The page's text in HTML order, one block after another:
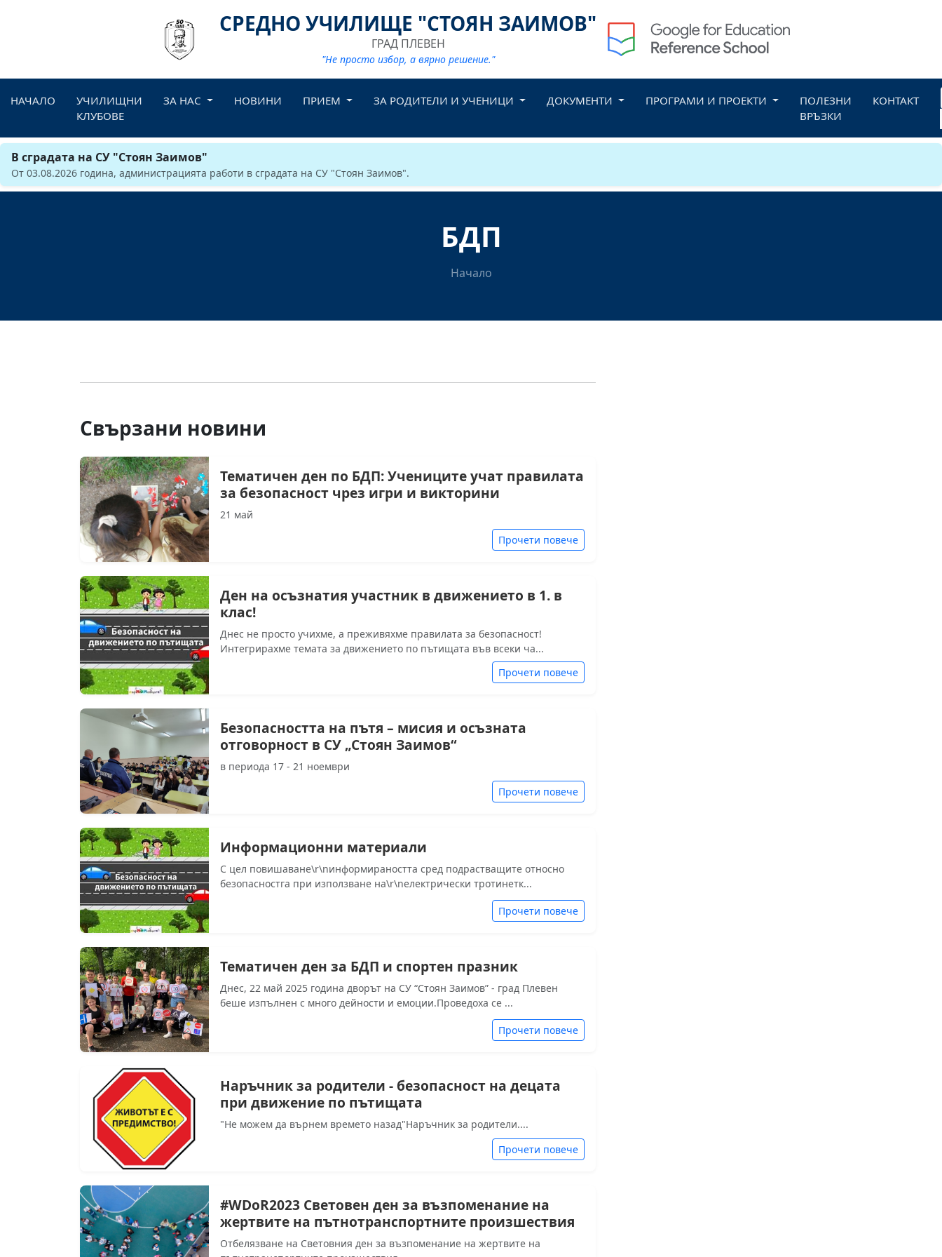
СРЕДНО УЧИЛИЩЕ "СТОЯН ЗАИМОВ"
ГРАД ПЛЕВЕН
"Не просто избор, а вярно решение."
НАЧАЛО
УЧИЛИЩНИ
КЛУБОВЕ
ЗА НАС НОВИНИ ПРИЕМ ЗА РОДИТЕЛИ И УЧЕНИЦИ ДОКУМЕНТИ ПРОГРАМИ И ПРОЕКТИ
ПОЛЕЗНИ
ВРЪЗКИ
КОНТАКТ
В сградата на СУ "Стоян Заимов"
От 03.08.2026 година, администрацията работи в сградата на СУ "Стоян Заимов".
БДП
Начало
Свързани новини
Тематичен ден по БДП: Учениците учат правилата
за безопасност чрез игри и викторини
21 май
Прочети повече
Ден на осъзнатия участник в движението в 1. в
клас!
Днес не просто учихме, а преживяхме правилата за безопасност!
Интегрирахме темата за движението по пътищата във всеки ча...
Прочети повече
Безопасността на пътя – мисия и осъзната
отговорност в СУ „Стоян Заимов“
в периода 17 - 21 ноември
Прочети повече
Информационни материали
С цел повишаване\r\nинформираността сред подрастващите относно
безопасностга при използване на\r\nелектрически тротинетк...
Прочети повече
Тематичен ден за БДП и спортен празник
Днес, 22 май 2025 година дворът на СУ “Стоян Заимов” - град Плевен
беше изпълнен с много дейности и емоции.Проведоха се ...
Прочети повече
Наръчник за родители - безопасност на децата
при движение по пътищата
"Не можем да върнем времето назад"Наръчник за родители....
Прочети повече
#WDoR2023 Световен ден за възпоменание на
жертвите на пътнотранспортните произшествия
Отбелязване на Световния ден за възпоменание на жертвите на